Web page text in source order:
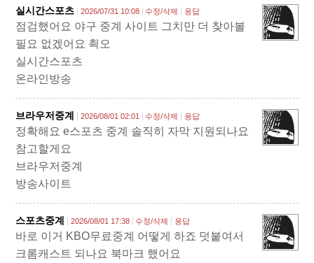
실시간스포츠 2026/07/31 10:08 수정/삭제 응답
점검했어요 야구 중계 사이트 그치만 더 찾아볼
필요 없겠어요 쵝오
실시간스포츠
온라인방송
브라우저중계 2026/08/01 02:01 수정/삭제 응답
정확해요 e스포츠 중계 솔직히 자막 지원되나요
참고할게요
브라우저중계
방송사이트
스포츠중계 2026/08/01 17:38 수정/삭제 응답
바로 이거 KBO무료중계 어떻게 하죠 덧붙여서
크롬캐스트 되나요 북마크 했어요